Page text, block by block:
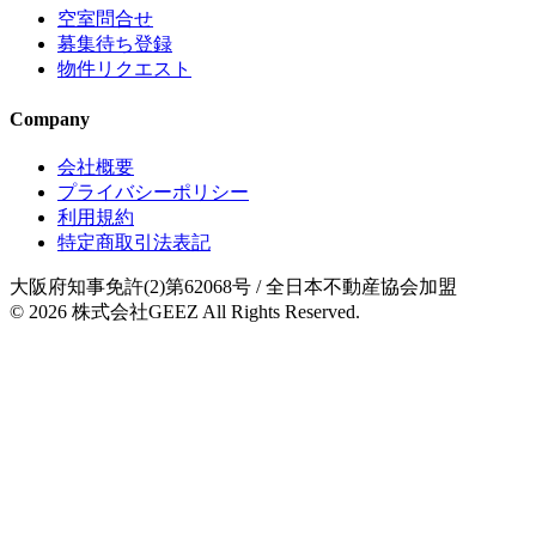
空室問合せ
募集待ち登録
物件リクエスト
Company
会社概要
プライバシーポリシー
利用規約
特定商取引法表記
大阪府知事免許(2)第62068号 / 全日本不動産協会加盟
© 2026 株式会社GEEZ All Rights Reserved.